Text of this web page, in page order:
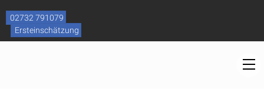
content
02732 791079
Ersteinschätzung